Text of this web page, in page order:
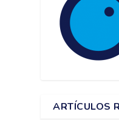
ARTÍCULOS